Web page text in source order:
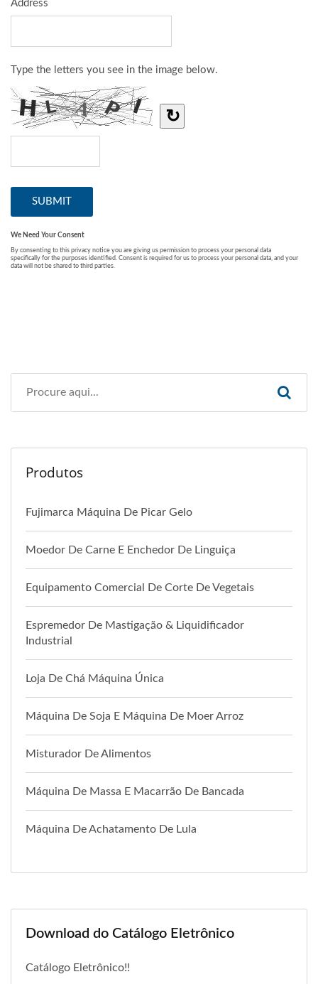
Produtos
Fujimarca Máquina De Picar Gelo
Moedor De Carne E Enchedor De Linguiça
Equipamento Comercial De Corte De Vegetais
Espremedor De Mastigação & Liquidificador
Industrial
Loja De Chá Máquina Única
Máquina De Soja E Máquina De Moer Arroz
Misturador De Alimentos
Máquina De Massa E Macarrão De Bancada
Máquina De Achatamento De Lula
Download do Catálogo Eletrônico
Catálogo Eletrônico!!